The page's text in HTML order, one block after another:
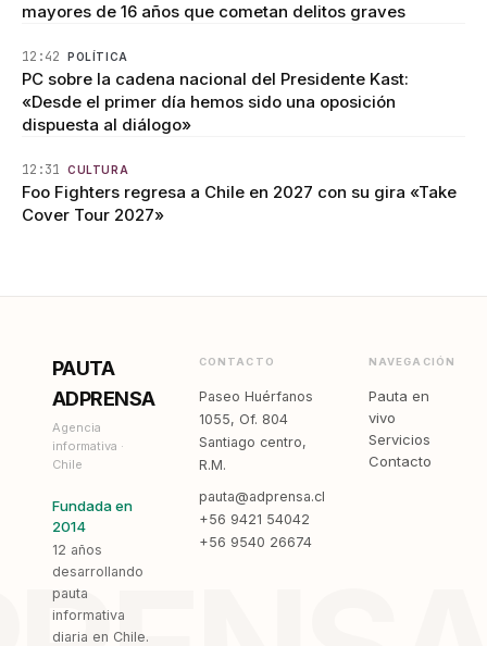
mayores de 16 años que cometan delitos graves
12:42 POLÍTICA
PC sobre la cadena nacional del Presidente Kast:
«Desde el primer día hemos sido una oposición
dispuesta al diálogo»
12:31 CULTURA
Foo Fighters regresa a Chile en 2027 con su gira «Take
Cover Tour 2027»
PAUTA
ADPRENSA
Agencia
informativa ·
Chile
Fundada en
2014
12 años
desarrollando
pauta
informativa
diaria en Chile.
CONTACTO
Paseo Huérfanos
1055, Of. 804
Santiago centro,
R.M.
pauta@adprensa.cl
+56 9421 54042
+56 9540 26674
NAVEGACIÓN
Pauta en
vivo
Servicios
Contacto